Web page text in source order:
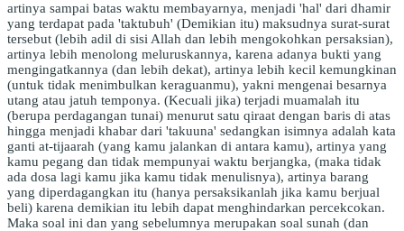
artinya sampai batas waktu membayarnya, menjadi 'hal' dari dhamir
yang terdapat pada 'taktubuh' (Demikian itu) maksudnya surat-surat
tersebut (lebih adil di sisi Allah dan lebih mengokohkan persaksian),
artinya lebih menolong meluruskannya, karena adanya bukti yang
mengingatkannya (dan lebih dekat), artinya lebih kecil kemungkinan
(untuk tidak menimbulkan keraguanmu), yakni mengenai besarnya
utang atau jatuh temponya. (Kecuali jika) terjadi muamalah itu
(berupa perdagangan tunai) menurut satu qiraat dengan baris di atas
hingga menjadi khabar dari 'takuuna' sedangkan isimnya adalah kata
ganti at-tijaarah (yang kamu jalankan di antara kamu), artinya yang
kamu pegang dan tidak mempunyai waktu berjangka, (maka tidak
ada dosa lagi kamu jika kamu tidak menulisnya), artinya barang
yang diperdagangkan itu (hanya persaksikanlah jika kamu berjual
beli) karena demikian itu lebih dapat menghindarkan percekcokan.
Maka soal ini dan yang sebelumnya merupakan soal sunah (dan